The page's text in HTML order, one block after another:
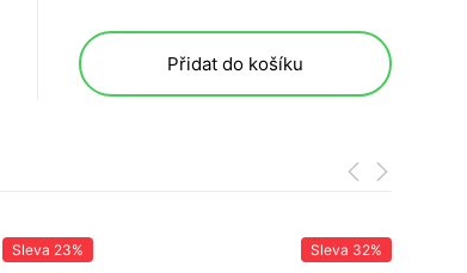
Přidat do košíku
Sleva 23% Sleva 32%